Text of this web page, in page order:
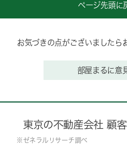
ページ先頭に
お気づきの点がございましたら
部屋まるに意
東京の不動産会社 顧
※ゼネラルリサーチ調べ